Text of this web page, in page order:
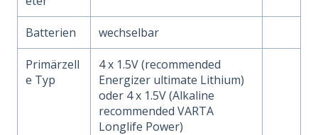
Batterien wechselbar
Primärzell
e Typ
4 x 1.5V (recommended
Energizer ultimate Lithium)
oder 4 x 1.5V (Alkaline
recommended VARTA
Longlife Power)